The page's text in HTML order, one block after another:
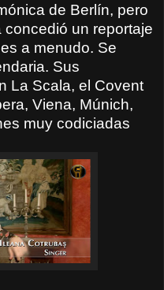
de Berlín, pero
un reportaje
a menudo. Se
Sus
La Scala, el Covent
Viena, Múnich,
muy codiciadas